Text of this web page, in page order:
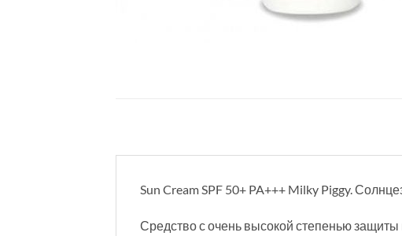
Sun Cream SPF 50+ PA+++ Milky Piggy.
Средство с очень высокой степенью